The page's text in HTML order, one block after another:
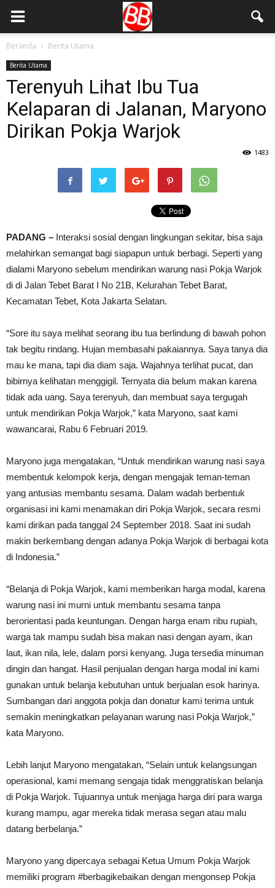
Beranda Berita Utama
Berita Utama
Terenyuh Lihat Ibu Tua
Kelaparan di Jalanan, Maryono
Dirikan Pokja Warjok
1483
PADANG – Interaksi sosial dengan lingkungan sekitar, bisa saja
melahirkan semangat bagi siapapun untuk berbagi. Seperti yang
dialami Maryono sebelum mendirikan warung nasi Pokja Warjok
di di Jalan Tebet Barat I No 21B, Kelurahan Tebet Barat,
Kecamatan Tebet, Kota Jakarta Selatan.
“Sore itu saya melihat seorang ibu tua berlindung di bawah pohon
tak begitu rindang. Hujan membasahi pakaiannya. Saya tanya dia
mau ke mana, tapi dia diam saja. Wajahnya terlihat pucat, dan
bibirnya kelihatan menggigil. Ternyata dia belum makan karena
tidak ada uang. Saya terenyuh, dan membuat saya tergugah
untuk mendirikan Pokja Warjok,” kata Maryono, saat kami
wawancarai, Rabu 6 Februari 2019.
Maryono juga mengatakan, “Untuk mendirikan warung nasi saya
membentuk kelompok kerja, dengan mengajak teman-teman
yang antusias membantu sesama. Dalam wadah berbentuk
organisasi ini kami menamakan diri Pokja Warjok, secara resmi
kami dirikan pada tanggal 24 September 2018. Saat ini sudah
makin berkembang dengan adanya Pokja Warjok di berbagai kota
di Indonesia.”
“Belanja di Pokja Warjok, kami memberikan harga modal, karena
warung nasi ini murni untuk membantu sesama tanpa
berorientasi pada keuntungan. Dengan harga enam ribu rupiah,
warga tak mampu sudah bisa makan nasi dengan ayam, ikan
laut, ikan nila, lele, dalam porsi kenyang. Juga tersedia minuman
dingin dan hangat. Hasil penjualan dengan harga modal ini kami
gunakan untuk belanja kebutuhan untuk berjualan esok harinya.
Sumbangan dari anggota pokja dan donatur kami terima untuk
semakin meningkatkan pelayanan warung nasi Pokja Warjok,”
kata Maryono.
Lebih lanjut Maryono mengatakan, “Selain untuk kelangsungan
operasional, kami memang sengaja tidak menggratiskan belanja
di Pokja Warjok. Tujuannya untuk menjaga harga diri para warga
kurang mampu, agar mereka tidak merasa segan atau malu
datang berbelanja.”
Maryono yang dipercaya sebagai Ketua Umum Pokja Warjok
memiliki program #berbagikebaikan dengan mengonsep Pokja